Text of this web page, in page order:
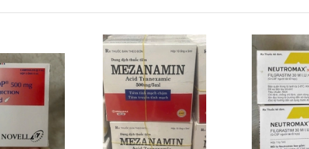
Xem nhanh Xem nhanh
Mua hàng Mua hàng